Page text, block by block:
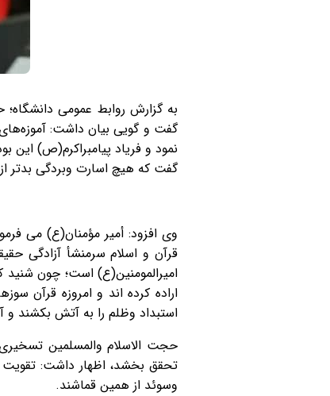
به گزارش روابط عمومی
گفت و گویی بیان داشت: آموزه‌های
نمود و فریاد پیامبراکرم(ص) این
گفت که هيچ اسارت وبردگی بدتر
وی افزود: أمير مؤمنان(ع) مى
قرآن و اسلام سرمنشأ آزادگی
امیرالمومنین(ع) است؛ چون شنید
اراده کرده اند و امروزه قرآن
استبداد وظلم را به آتش بکشند
حجت الاسلام والمسلمین
تحقق بخشد، اظهار داشت: تقویت
وسوئد از همین قماشند.